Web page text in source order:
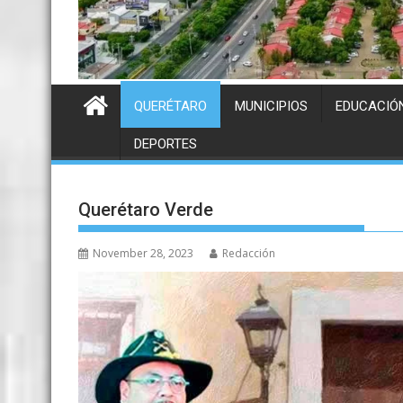
QUERÉTARO MUNICIPIOS
DEPORTES
Querétaro Verde
November 28, 2023 Redacción